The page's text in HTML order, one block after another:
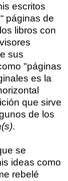
escritos
páginas de
libros con
sus
"páginas
es la
que sirve
de los
.
se
ideas como
rebelé